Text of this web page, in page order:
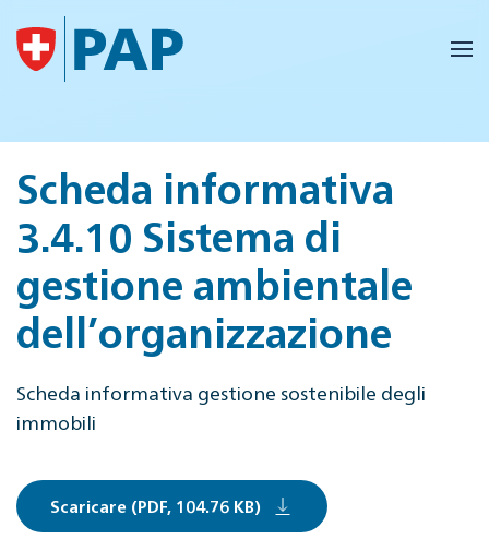
Skip to main content
Scheda informativa
3.4.10 Sistema di
gestione ambientale
dell’organizzazione
Scheda informativa gestione sostenibile degli
immobili
Scaricare (PDF, 104.76 KB)